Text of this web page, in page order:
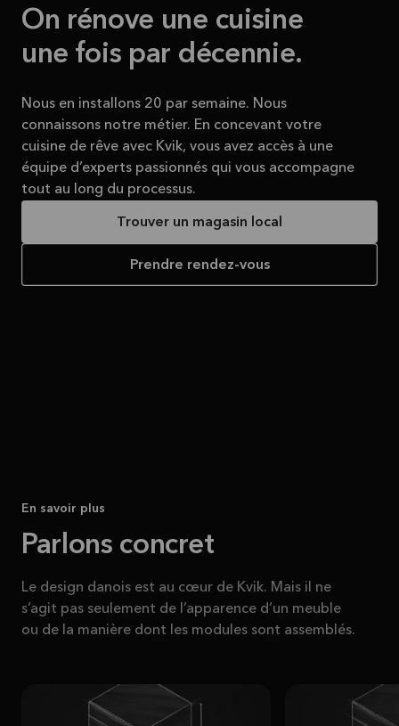
On rénove une cuisine
une fois par décennie.
Nous en installons 20 par semaine. Nous
connaissons notre métier. En concevant votre
cuisine de rêve avec Kvik, vous avez accès à une
équipe d’experts passionnés qui vous accompagne
tout au long du processus.
Trouver un magasin local
Prendre rendez-vous
En savoir plus
Parlons concret
Le design danois est au cœur de Kvik. Mais il ne
s’agit pas seulement de l’apparence d’un meuble
ou de la manière dont les modules sont assemblés.